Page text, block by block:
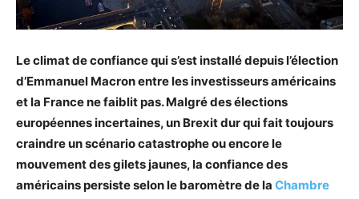
Le climat de confiance qui s’est installé depuis l’élection
d’Emmanuel Macron entre les investisseurs américains
et la France ne faiblit pas. Malgré des élections
européennes incertaines, un Brexit dur qui fait toujours
craindre un scénario catastrophe ou encore le
mouvement des gilets jaunes, la confiance des
américains persiste selon le baromètre de la Chambre